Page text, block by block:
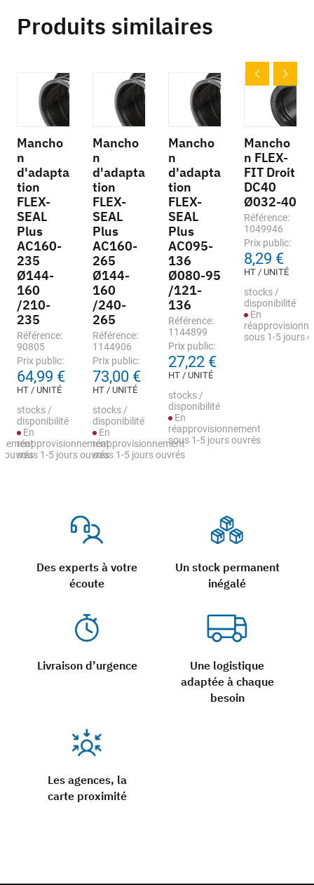
Des experts à votre
écoute
Un stock permanent
inégalé
Livraison d’urgence
Une logistique
adaptée à chaque
besoin
Les agences, la
carte proximité
Produits similaires
ouvrés
Mancho
n
d'adapta
tion
FLEX-
SEAL
Plus
AC160-
235
Ø144-
160
/210-
235
Référence:
90805
Prix public:
64,99 €
HT / UNITÉ
stocks /
disponibilité
En
réapprovisionnement
sous 1-5 jours ouvrés
Mancho
n
d'adapta
tion
FLEX-
SEAL
Plus
AC160-
265
Ø144-
160
/240-
265
Référence:
1144906
Prix public:
73,00 €
HT / UNITÉ
stocks /
disponibilité
En
réapprovisionnement
sous 1-5 jours ouvrés
Mancho
n
d'adapta
tion
FLEX-
SEAL
Plus
AC095-
136
Ø080-95
/121-
136
Référence:
1144899
Prix public:
27,22 €
HT / UNITÉ
stocks /
disponibilité
En
réapprovisionnement
sous 1-5 jours ouvrés
Mancho
n FLEX-
FIT Droit
DC40
Ø032-40
Référence:
1049946
Prix public:
8,29 €
HT / UNITÉ
stocks /
disponibilité
En
sous 1-5 jours